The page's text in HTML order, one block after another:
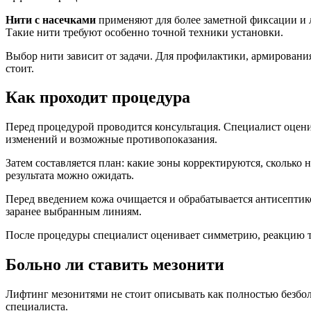
Нити с насечками применяют для более заметной фиксации
Такие нити требуют особенно точной техники установки.
Выбор нити зависит от задачи. Для профилактики,
стоит.
Как проходит процедура
Перед процедурой проводится консультация. Специалист
изменений и возможные противопоказания.
Затем составляется план: какие зоны корректируются,
результата можно ожидать.
Перед введением кожа очищается и обрабатывается
заранее выбранным линиям.
После процедуры специалист оценивает симметрию, реакцию
Больно ли ставить мезонити
Лифтинг мезонитями не стоит описывать как полностью
специалиста.